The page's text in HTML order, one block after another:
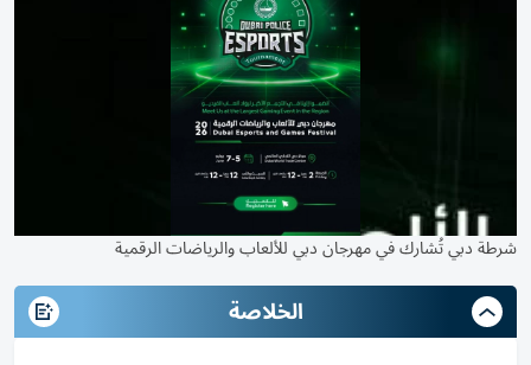
شرطة دبي تُشارك في مهرجان دبي للألعاب والرياضات الرقمية
الخلاصة